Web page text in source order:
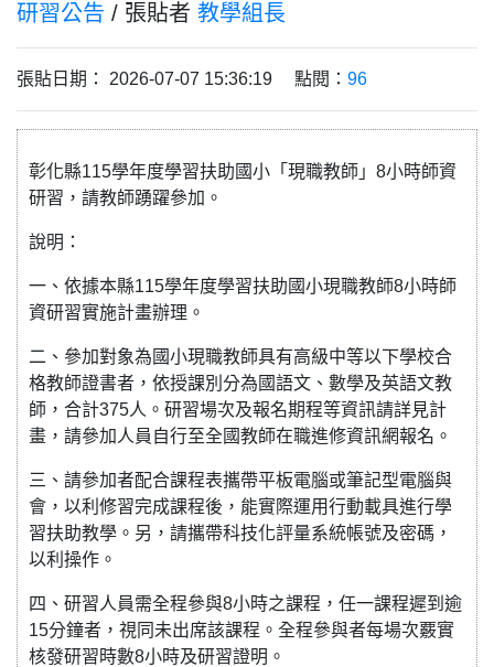
研習公告 / 張貼者 教學組長
張貼日期： 2026-07-07 15:36:19 點閱： 96
彰化縣115學年度學習扶助國小「現職教師」8小時師資
研習，請教師踴躍參加。
說明：
一、依據本縣115學年度學習扶助國小現職教師8小時師
資研習實施計畫辦理。
二、參加對象為國小現職教師具有高級中等以下學校合
格教師證書者，依授課別分為國語文、數學及英語文教
師，合計375人。研習場次及報名期程等資訊請詳見計
畫，請參加人員自行至全國教師在職進修資訊網報名。
三、請參加者配合課程表攜帶平板電腦或筆記型電腦與
會，以利修習完成課程後，能實際運用行動載具進行學
習扶助教學。另，請攜帶科技化評量系統帳號及密碼，
以利操作。
四、研習人員需全程參與8小時之課程，任一課程遲到逾
15分鐘者，視同未出席該課程。全程參與者每場次覈實
核發研習時數8小時及研習證明。